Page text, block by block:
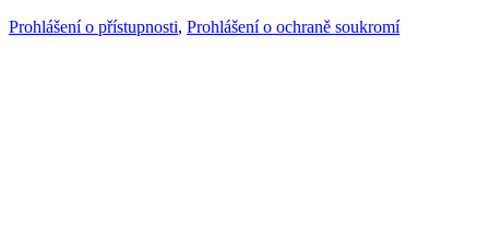
Prohlášení o přístupnosti, Prohlášení o ochraně soukromí